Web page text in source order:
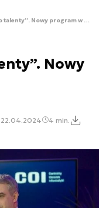
„Różnorodność to talenty”. Nowy program w branży IT
Nowy
22.04.2024 4 min.